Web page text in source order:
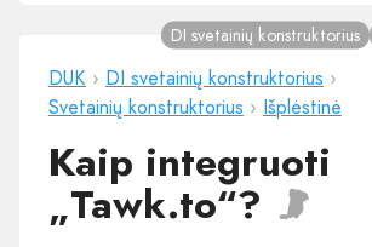
DUK › DI svetainių konstruktorius ›
Svetainių konstruktorius › Išplėstinė
DI svetainių konstruktorius
Kaip integruoti
„Tawk.to“?